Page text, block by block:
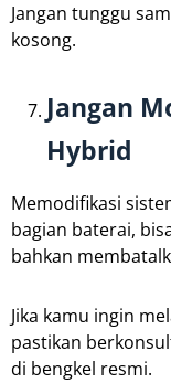
Jangan tunggu
kosong.
Jangan
Hybrid
Memodifikasi
bagian baterai,
bahkan
Jika kamu ingin
pastikan
di bengkel resmi.